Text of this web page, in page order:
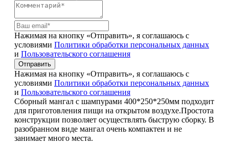
Нажимая на кнопку «Отправить», я соглашаюсь с
условиями Политики обработки персональных данных
и Пользовательского соглашения
Отправить
Нажимая на кнопку «Отправить», я соглашаюсь с
условиями Политики обработки персональных данных
и Пользовательского соглашения
Сборный мангал с шампурами 400*250*250мм подходит
для приготовления пищи на открытом воздухе.Простота
конструкции позволяет осуществлять быструю сборку. В
разобранном виде мангал очень компактен и не
занимает много места.